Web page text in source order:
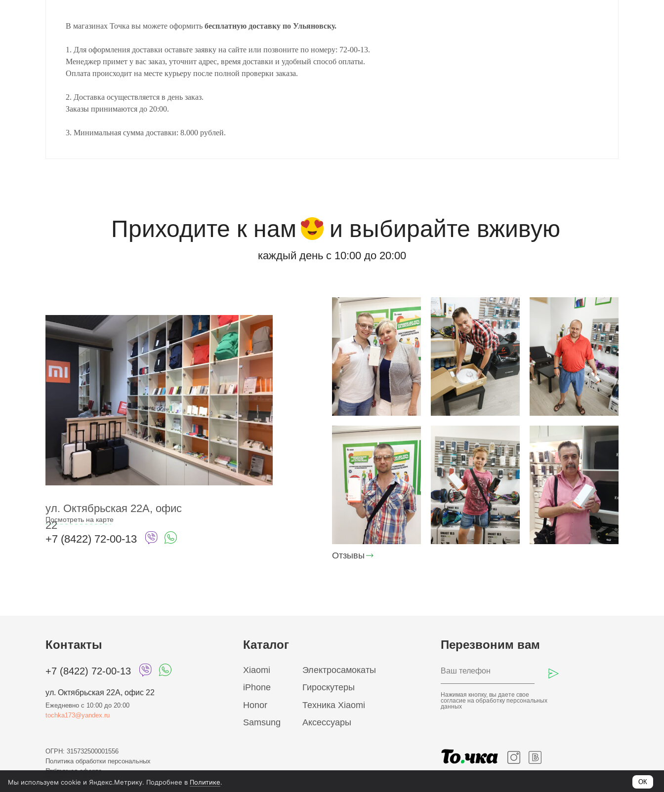
Мы используем cookie и Яндекс.Метрику. Подробнее в Политике. ОК
В магазинах Точка вы можете оформить бесплатную доставку по Ульяновску.
1. Для оформления доставки оставьте заявку на сайте или позвоните по номеру: 72-00-13.
Менеджер примет у вас заказ, уточнит адрес, время доставки и удобный способ оплаты.
Оплата происходит на месте курьеру после полной проверки заказа.
2. Доставка осуществляется в день заказ.
Заказы принимаются до 20:00.
3. Минимальная сумма доставки: 8.000 рублей.
Приходите к нам и выбирайте вживую
каждый день с 10:00 до 20:00
ул. Октябрьская 22А, офис
22
+7 (8422) 72-00-13
Посмотреть на карте
Отзывы
Контакты Каталог Перезвоним вам
ул. Октябрьская 22А, офис 22
+7 (8422) 72-00-13
Ежедневно с 10:00 до 20:00
tochka173@yandex.ru
ОГРН: 315732500001556
Политика обработки персональных
данных
Публичная оферта
Xiaomi
iPhone
Honor
Samsung
Электросамокаты
Техника Xiaomi
Аксессуары
Гироскутеры
Нажимая кнопку, вы даете свое
согласие на обработку персональных
данных